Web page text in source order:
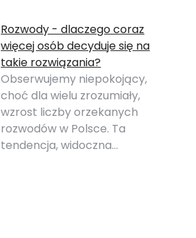
Rozwody - dlaczego coraz
więcej osób decyduje się na
takie rozwiązania?
Obserwujemy niepokojący,
choć dla wielu zrozumiały,
wzrost liczby orzekanych
rozwodów w Polsce. Ta
tendencja, widoczna…